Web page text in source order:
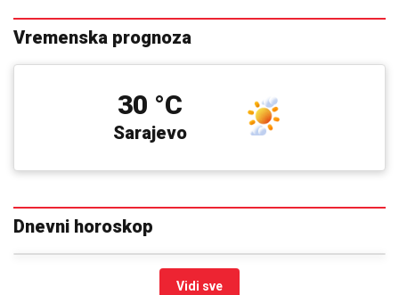
Vremenska prognoza
Sarajevo
30 °C
Dnevni horoskop
Vidi sve